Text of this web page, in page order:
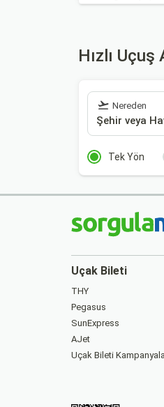
Hızlı Uçuş
Nereden
Tek Yön
Uçak Bileti
THY
Pegasus
SunExpress
AJet
Uçak Bileti